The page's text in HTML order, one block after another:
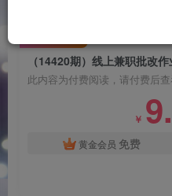
（14420期）线上兼职批改
此内容为付费阅读，请付费后
￥
黄金会员 免费